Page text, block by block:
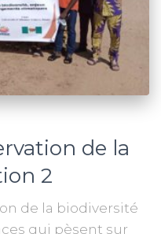
de la
2
de la biodiversité
qui pèsent sur